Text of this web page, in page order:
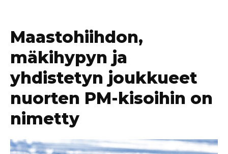
Maastohiihdon,
mäkihypyn ja
yhdistetyn joukkueet
nuorten PM-kisoihin on
nimetty